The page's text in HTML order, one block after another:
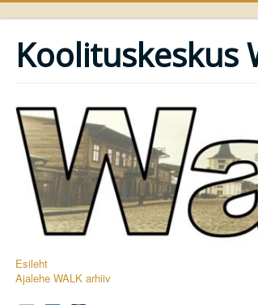
Koolituskeskus
Esileht
Ajalehe WALK arhiiv